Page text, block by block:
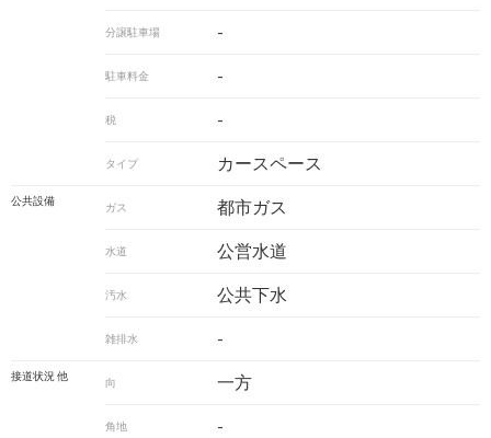
分譲駐車場 -
駐車料金 -
税 -
タイプ カースペース
公共設備 ガス 都市ガス
水道 公営水道
汚水 公共下水
雑排水 -
接道状況 他 向 一方
角地 -